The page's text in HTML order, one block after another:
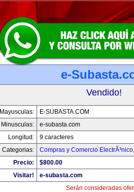
e-
Vendido!
Mayusculas:
E-SUBASTA.COM
Minusculas:
e-subasta.com
Longitud:
9 caracteres
Categorias:
Compras y Comercio ElectrÃ³nico
Precio:
$800.00
Visitar!
e-subasta.com
Serán consideradas